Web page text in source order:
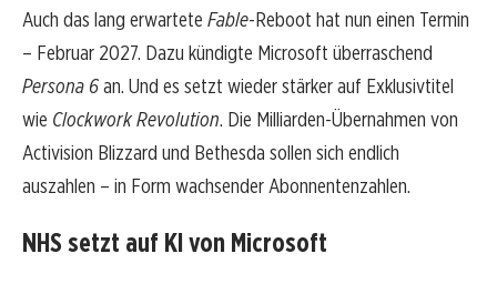
Auch das lang erwartete Fable-Reboot hat nun einen Termin
– Februar 2027. Dazu kündigte Microsoft überraschend
Persona 6an. Und es setzt wieder stärker auf Exklusivtitel
wie Clockwork Revolution. Die Milliarden-Übernahmen von
Activision Blizzard und Bethesda sollen sich endlich
auszahlen – in Form wachsender Abonnentenzahlen.
NHS setzt auf KI von Microsoft